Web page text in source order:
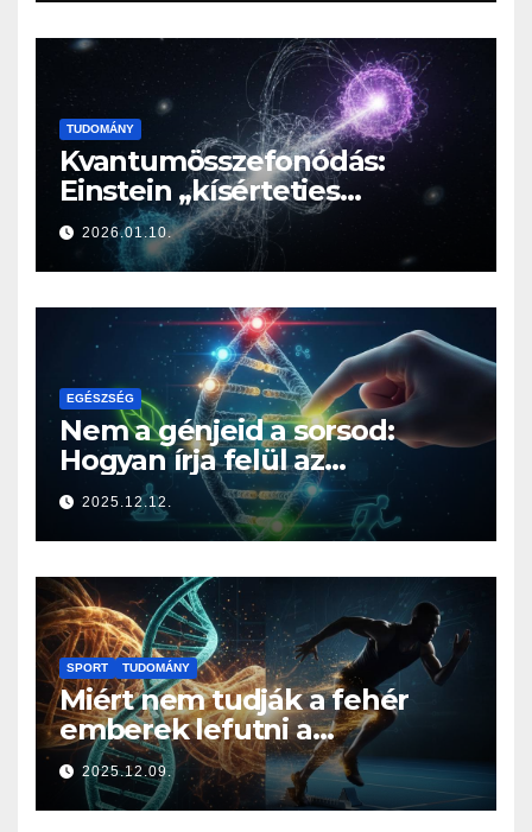
TUDOMÁNY
Kvantumösszefonódás:
Einstein „kísérteties
távolhatása” a valóság
határán
2026.01.10.
EGÉSZSÉG
Nem a génjeid a sorsod:
Hogyan írja felül az
életmódod az örökségedet?
2025.12.12.
SPORT TUDOMÁNY
Miért nem tudják a fehér
emberek lefutni a
jamaicaiakat? A sprintelés
genetikája
2025.12.09.